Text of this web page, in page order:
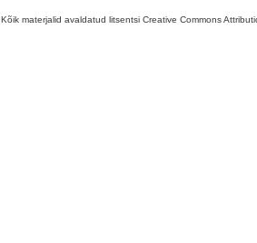
Kõik materjalid avaldatud litsentsi Creative Commons